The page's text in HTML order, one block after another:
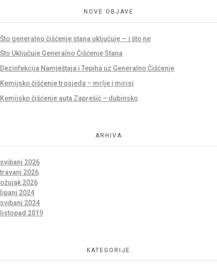
NOVE OBJAVE
Što generalno čišćenje stana uključuje — i što ne
Što Uključuje Generalno Čišćenje Stana
Dezinfekcija Namještaja i Tepiha uz Generalno Čišćenje
Kemijsko čišćenje trosjeda – mrlje i mirisi
Kemijsko čišćenje auta Zaprešić – dubinsko
ARHIVA
svibanj 2026
travanj 2026
ožujak 2026
lipanj 2024
svibanj 2024
listopad 2019
KATEGORIJE